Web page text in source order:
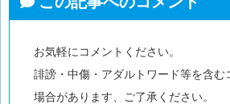
お気軽にコメントください。
誹謗・中傷・アダルトワード等を含む
場合があります、ご了承ください。